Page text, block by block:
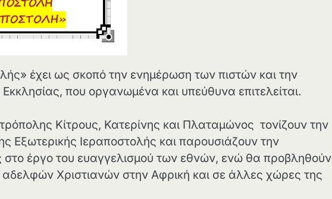
έχει ως σκοπό την ενημέρωση των πιστών και την
που οργανωμένα και υπεύθυνα επιτελείται.
Κίτρους, Κατερίνης και Πλαταμώνος τονίζουν την
Εξωτερικής Ιεραποστολής και παρουσιάζουν την
έργο του ευαγγελισμού των εθνών, ενώ θα προβληθούν
Χριστιανών στην Αφρική και σε άλλες χώρες της